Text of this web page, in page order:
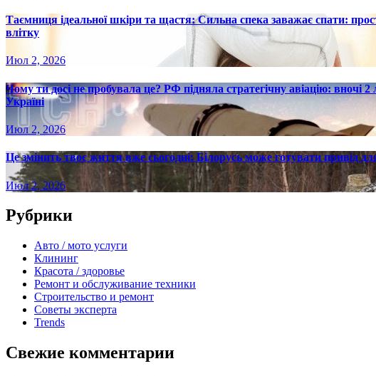
Таємниця ідеальної шкіри та щастя: Сильна спека заважає спати:
влітку
Июл 2, 2026
Чому ти досі не пробувала це? РФ підняла стратегічну авіацію: вночі 2
Україні
Июл 2, 2026
Це змінить твоє життя вже сьогодні: Білорусь може готувати привід
Июл 2, 2026
Рубрики
Авто / мото услуги
Клининг
Красота / здоровье
Ремонт и обслуживание техники
Строительство и ремонт
Советы эксперта
Trends
Свежие комментарии